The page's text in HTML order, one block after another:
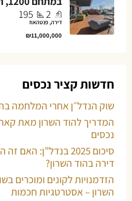
2
195
דירה, פנטהאוז
₪11,000,000
חדשות קציר נכסים
שוק הנדל״ן אחרי המלחמה
המדריך להוד השרון מאת
נכסים
סיכום 2025 בנדל”ן:
דירה בהוד השרון?
הזדמנויות לקונים ומוכרים
השרון – אסטרטגיות חכמות